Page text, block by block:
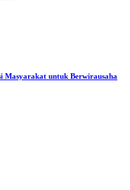
Masyarakat untuk Berwirausaha